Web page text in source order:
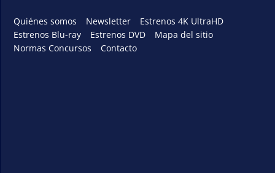
Quiénes somos Newsletter
Estrenos 4K UltraHD
Estrenos Blu-ray
Estrenos DVD
Mapa del sitio
Normas Concursos
Contacto